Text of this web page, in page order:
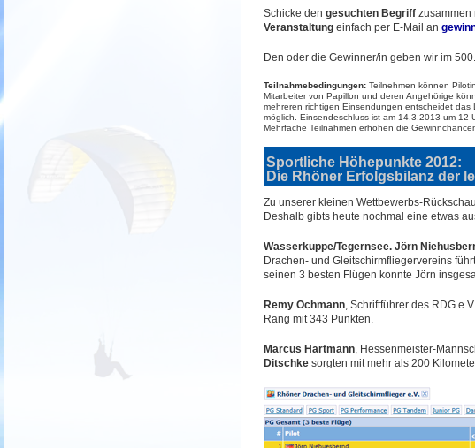
Schicke den gesuchten Begriffzusammen
Veranstaltung einfach per E-Mail an
Den oder die Gewinner/in geben wir im
Teilnahmebedingungen: Teilnehmen können
Mitarbeiter von Papillon und deren Angehörige
mehreren richtigen Einsendungen entscheidet
möglich. Einsendeschluss ist am 14.3.2013 um 12
Mehrfache Teilnahmen erhöhen die
Sportliche Höhepunkte 2012:
Die Rhöner Erfolgsbilanz der
Zu unserer kleinen Wettbewerbs-
Deshalb gibts heute nochmal eine etwas
Wasserkuppe/Tegernsee. Jörn
Drachen- und Gleitschirmfliegervereins
seinen 3 besten Flügen konnte Jörn
Remy Ochmann, Schriftführer des RDG
Rang mit 343 Punkten.
Marcus Hartmann, Hessenmeister-
Ditschke sorgten mit mehr als 200